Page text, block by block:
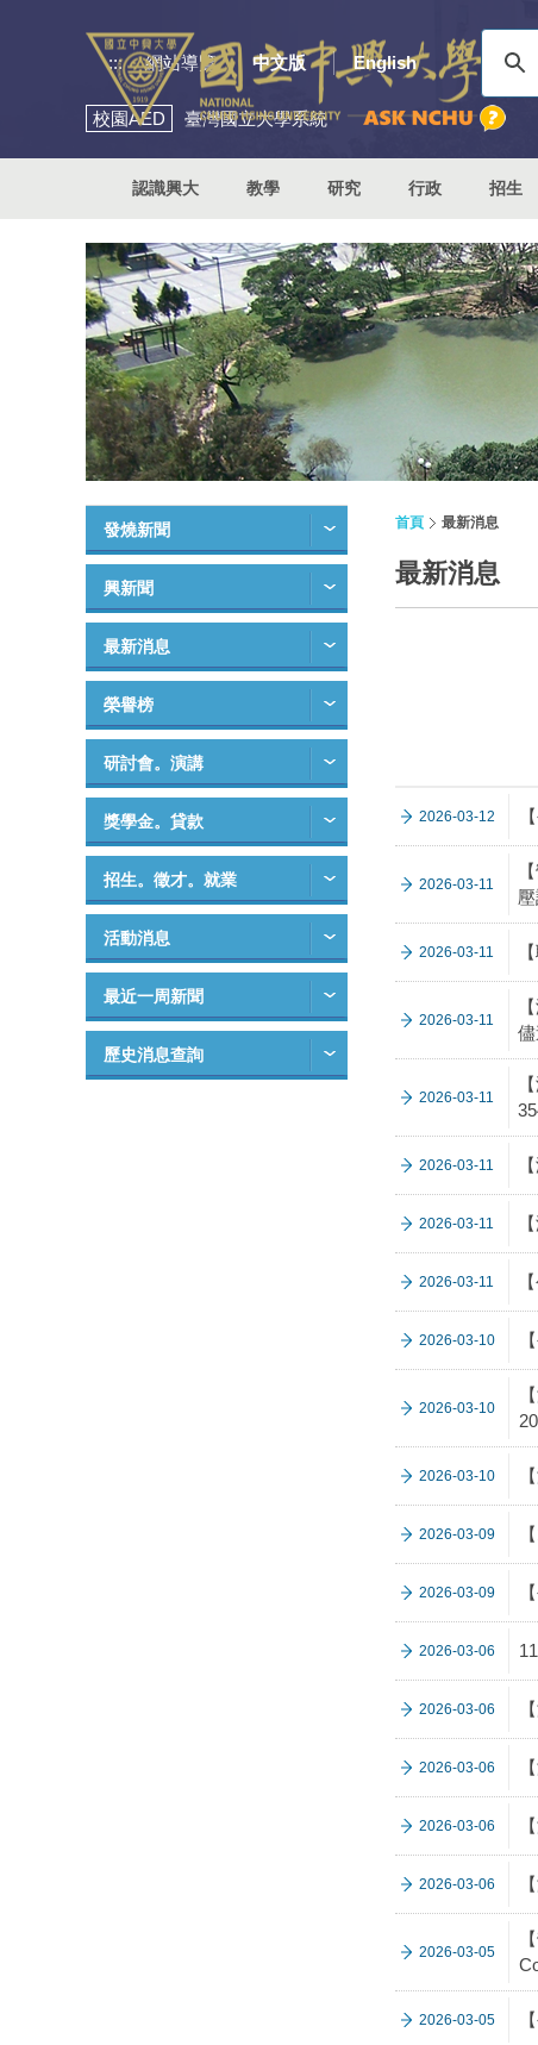
::: 網站導覽 中文版 English
校園AED 臺灣國立大學系統
認識興大 教學 研究 行政 招生
發燒新聞
興新聞
最新消息
榮譽榜
研討會。演講
獎學金。貸款
招生。徵才。就業
活動消息
最近一周新聞
歷史消息查詢
首頁 最新消息
最新消息
2026-03-12
2026-03-11
2026-03-11
2026-03-11
2026-03-11
2026-03-11
2026-03-11
2026-03-11
2026-03-10
2026-03-10
2026-03-10
2026-03-09
2026-03-09
2026-03-06
2026-03-06
2026-03-06
2026-03-06
2026-03-06
2026-03-05
2026-03-05